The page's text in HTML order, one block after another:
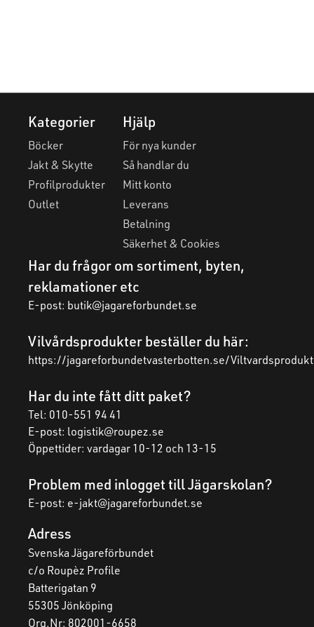
Kategorier
Böcker
Jakt & Skytte
Profilprodukter
Outlet
Hjälp
För nya kunder
Så handlar du
Mitt konto
Leverans
Betalning
Säkerhet & Cookies
Har du frågor om sortiment, byten,
reklamationer etc
E-post: butik@jagareforbundet.se
Vilvårdsprodukter beställer du här:
https://jagareforbundetvasterbotten.se/
Har du inte fått ditt paket?
Tel: 010-551 94 41
E-post: logistik@roupez.se
Öppettider: vardagar 10-12 och 13-15
Problem med inlogget till Jägarskolan?
E-post: e-jakt@jagareforbundet.se
Adress
Svenska Jägareförbundet
c/o Roupèz Profile
Batterigatan 9
55305 Jönköping
Org.Nr: 802001-6658